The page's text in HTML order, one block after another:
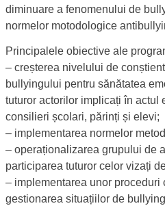
diminuare a fenomenului de
normelor motodologice
Principalele obiective ale
‒ creșterea nivelului de
bullyingului pentru sănătatea
tuturor actorilor implicați în actul
consilieri școlari, părinți și elevi;
‒ implementarea normelor
‒ operaționalizarea grupului de
participarea tuturor celor vizați
‒ implementarea unor proceduri
gestionarea situațiilor de